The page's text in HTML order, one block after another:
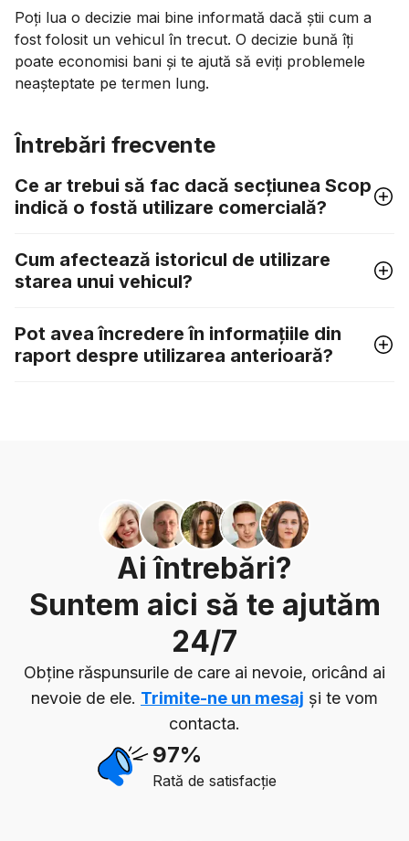
Poți lua o decizie mai bine informată dacă știi cum a
fost folosit un vehicul în trecut. O decizie bună îți
poate economisi bani și te ajută să eviți problemele
neașteptate pe termen lung.
Întrebări frecvente
Ce ar trebui să fac dacă secțiunea Scop
indică o fostă utilizare comercială?
Cum afectează istoricul de utilizare
starea unui vehicul?
Pot avea încredere în informațiile din
raport despre utilizarea anterioară?
Ai întrebări?
Suntem aici să te ajutăm
24/7
Obține răspunsurile de care ai nevoie, oricând ai
nevoie de ele. Trimite-ne un mesaj și te vom
contacta.
97%
Rată de satisfacție